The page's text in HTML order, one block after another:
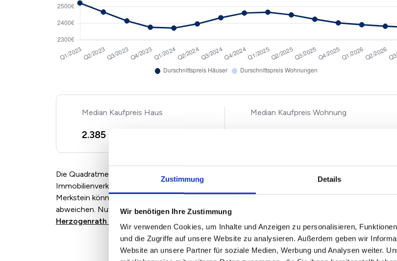
Zustimmung Details
Wir benötigen Ihre Zustimmung
Wir verwenden Cookies, um Inhalte und Anzeigen zu personalisieren,
und die Zugriffe auf unsere Website zu analysieren. Außerdem geben wir
Website an unsere Partner für soziale Medien, Werbung und Analysen weiter.
Kaufpreis Haus
2.385 €/m
Kaufpreis Wohnung
Die Quadratmeterpreise für Eigentumswohnungen und Häuser basieren auf Angebotspreisen der
Immobilienverkäufern und Maklern angebotenen Immobilien. Echte Verkaufspreise in Herzogenrath
Merkstein können je nach Marktlage, Zustand und Ausstattung entsprechend nach oben und
abweichen. Nutzen Sie für eine individuelle Bewertung einfach unseren
Herzogenrath Merkstein